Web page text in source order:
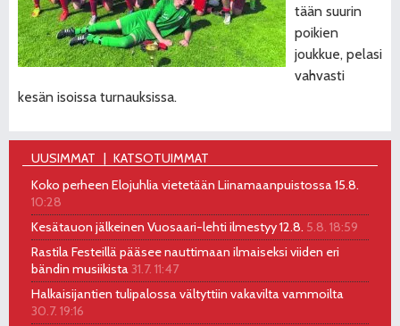
tään suurin
poikien
joukkue, pelasi
vahvasti
kesän isoissa turnauksissa.
UUSIMMAT
KATSOTUIMMAT
Koko perheen Elojuhlia vietetään Liinamaanpuistossa 15.8.
10:28
Kesätauon jälkeinen Vuosaari-lehti ilmestyy 12.8. 5.8. 18:59
Rastila Festeillä pääsee nauttimaan ilmaiseksi viiden eri
bändin musiikista31.7. 11:47
Halkaisijantien tulipalossa vältyttiin vakavilta vammoilta
30.7. 19:16